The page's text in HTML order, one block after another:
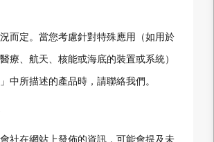
而定。當您考慮針對特殊應用（如用於
療、航天、核能或海底的裝置或系統）
中所描述的產品時，請聯絡我們。
社在網站上發佈的資訊，可能會提及未